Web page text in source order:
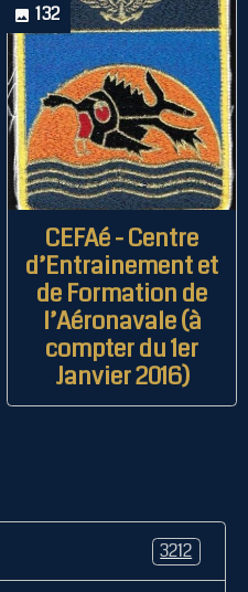
132
CEFAé - Centre
d’Entrainement et
de Formation de
l’Aéronavale (à
compter du 1er
Janvier 2016)
3212